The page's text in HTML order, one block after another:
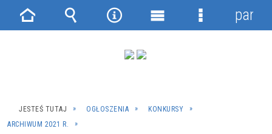
JESTEŚ TUTAJ OGŁOSZENIA
KONKURSY
ARCHIWUM 2021 R.
Strona Wyszukiwarka
NarzędziaMenu
Menu
panel